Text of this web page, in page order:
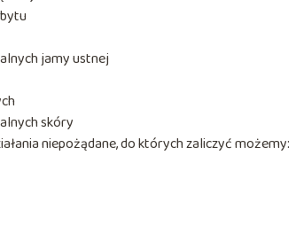
jamy ustnej
skóry
niepożądane, do których zaliczyć możemy: